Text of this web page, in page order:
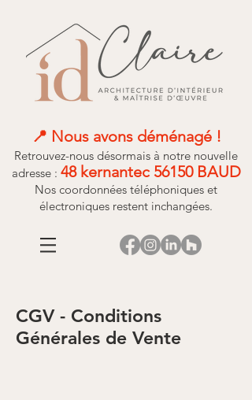
📍 Nous avons déménagé !​
Retrouvez-nous désormais à notre nouvelle
adresse : 48 kernantec 56150 BAUD
Nos coordonnées téléphoniques et
électroniques restent inchangées.
CGV - Conditions
Générales de Vente